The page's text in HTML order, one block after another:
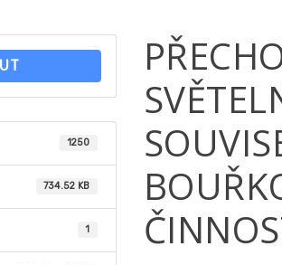
1250
734.52 KB
1